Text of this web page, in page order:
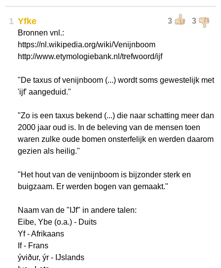
1 3 3
Yfke
Bronnen vnl.:
https://nl.wikipedia.org/wiki/Venijnboom
http://www.etymologiebank.nl/trefwoord/ijf
"De taxus of venijnboom (...) wordt soms gewestelijk met
'ijf' aangeduid."
"Zo is een taxus bekend (...) die naar schatting meer dan
2000 jaar oud is. In de beleving van de mensen toen
waren zulke oude bomen onsterfelijk en werden daarom
gezien als heilig."
"Het hout van de venijnboom is bijzonder sterk en
buigzaam. Er werden bogen van gemaakt."
Naam van de "IJf" in andere talen:
Eibe, Ybe (o.a.) - Duits
Yf - Afrikaans
If - Frans
ýviður, ýr - IJslands